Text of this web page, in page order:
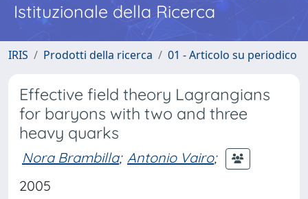
Istituzionale della Ricerca
IRIS Prodotti della ricerca 01 - Articolo su periodico
Effective field theory Lagrangians
for baryons with two and three
heavy quarks
Nora Brambilla; Antonio Vairo;
2005